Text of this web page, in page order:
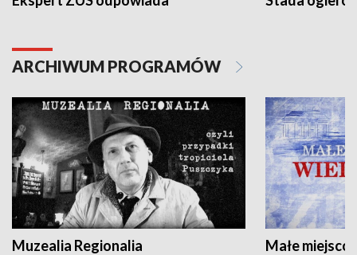
ARCHIWUM PROGRAMÓW
Muzealia Regionalia Małe